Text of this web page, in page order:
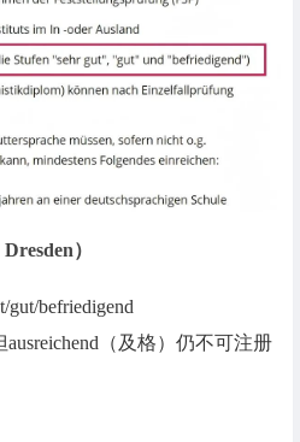
）
befriedigend
（及格）仍不可注册